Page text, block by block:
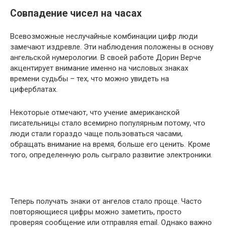
Совпадение чисел на часах
Всевозможные неслучайные комбинации цифр люди
замечают издревле. Эти наблюдения положены в основу
ангельской нумерологии. В своей работе Дорин Верче
акцентирует внимание именно на числовых знаках
времени судьбы – тех, что можно увидеть на
циферблатах.
Некоторые отмечают, что учение американской
писательницы стало всемирно популярным потому, что
люди стали гораздо чаще пользоваться часами,
обращать внимание на время, больше его ценить. Кроме
того, определенную роль сыграло развитие электроники.
Теперь получать знаки от ангелов стало проще. Часто
повторяющиеся цифры можно заметить, просто
проверяя сообщение или отправляя email. Однако важно